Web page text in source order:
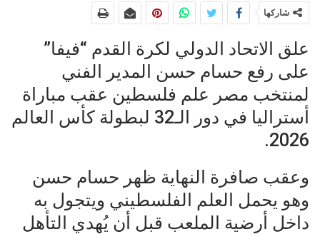
شاركها
علق الاتحاد الدولي لكرة القدم “فيفا”
على رفع حسام حسن المدير الفني
لمنتخب مصر علم فلسطين عقب مباراة
أستراليا في دور الـ32 لبطولة كأس العالم
2026.
وعقب صافرة النهاية ظهر حسام حسن
وهو يحمل العلم الفلسطيني ويتجول به
داخل أرضية الملعب قبل أن يُهدي التأهل